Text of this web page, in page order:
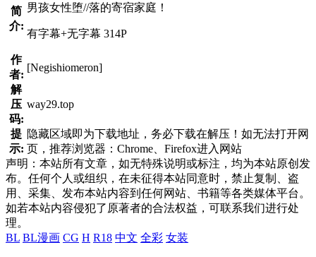
简
介:
男孩女性堕//落的寄宿家庭！
有字幕+无字幕 314P
作
者:
[Negishiomeron]
解
压
码:
way29.top
提
示:
隐藏区域即为下载地址，务必下载在解压！如无法打开网
页，推荐浏览器：Chrome、Firefox进入网站
声明：本站所有文章，如无特殊说明或标注，均为本站原创发
布。任何个人或组织，在未征得本站同意时，禁止复制、盗
用、采集、发布本站内容到任何网站、书籍等各类媒体平台。
如若本站内容侵犯了原著者的合法权益，可联系我们进行处
理。
BL BL漫画 CG H R18 中文 全彩 女装